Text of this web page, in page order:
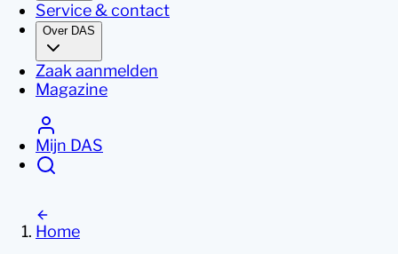
Service & contact
Over DAS
Zaak aanmelden
Magazine
Mijn DAS
Home